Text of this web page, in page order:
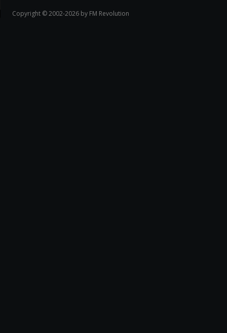
Copyright © 2002-2026 by FM Revolution